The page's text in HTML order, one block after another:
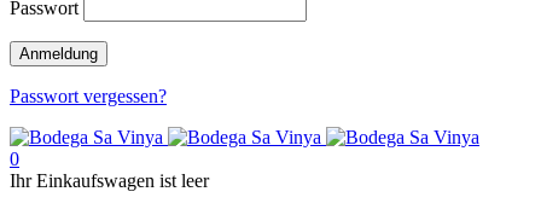
Passwort
Passwort vergessen?
0
Ihr Einkaufswagen ist leer